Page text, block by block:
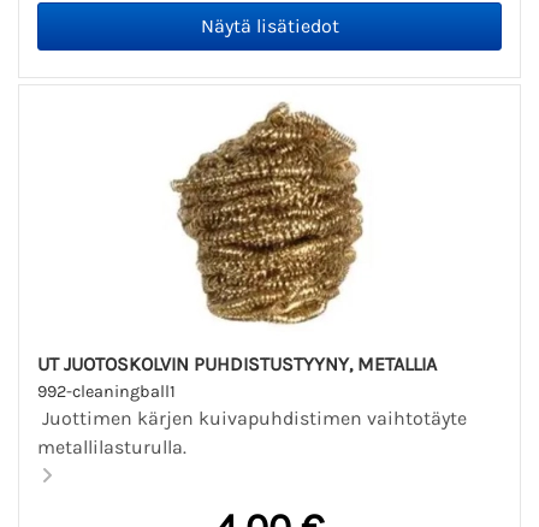
UT JUOTOSKOLVIN PUHDISTUSTYYNY, METALLIA
992-cleaningball1
Juottimen kärjen kuivapuhdistimen vaihtotäyte
metallilasturulla.